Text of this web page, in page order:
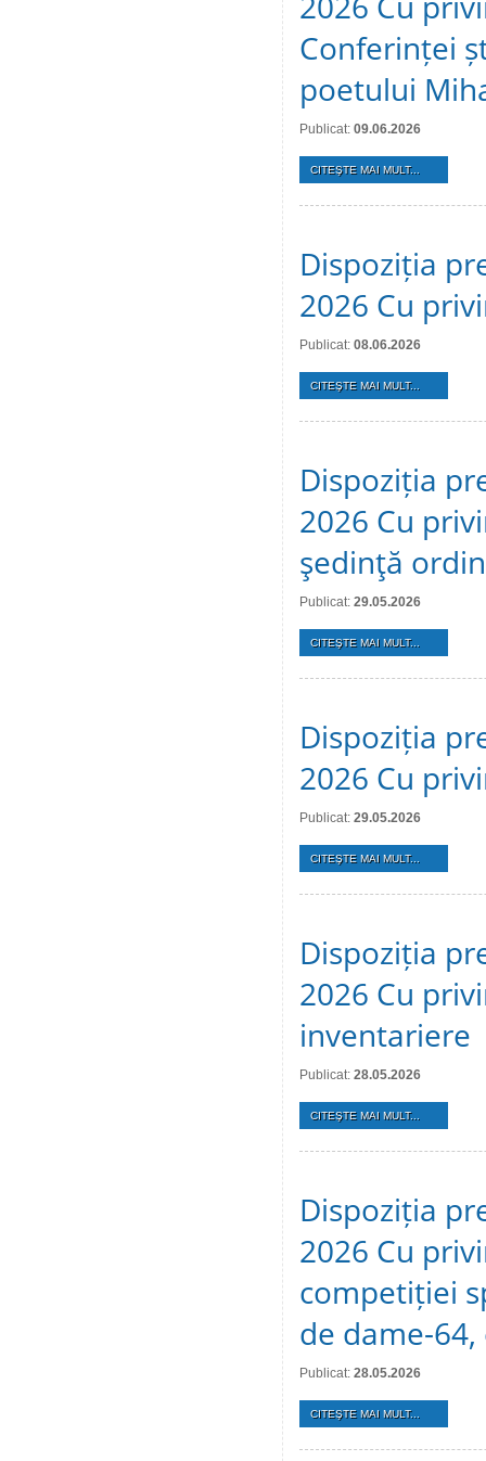
Conferinței
poetului
Publicat: 09.06.2026
CITEŞTE MAI MULT...
Dispoziția
2026 Cu
Publicat: 08.06.2026
CITEŞTE MAI MULT...
Dispoziția
2026 Cu
şedinţă
Publicat: 29.05.2026
CITEŞTE MAI MULT...
Dispoziția
2026 Cu
Publicat: 29.05.2026
CITEŞTE MAI MULT...
Dispoziția
2026 Cu
inventariere
Publicat: 28.05.2026
CITEŞTE MAI MULT...
Dispoziția
2026 Cu
competiției
de dame-64,
Publicat: 28.05.2026
CITEŞTE MAI MULT...